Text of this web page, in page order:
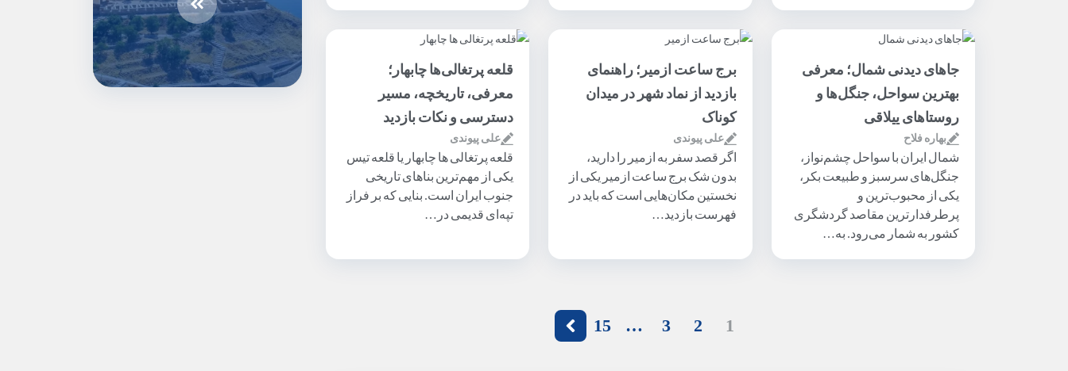
جاهای دیدنی شمال؛ معرفی
بهترین سواحل، جنگل‌ها و
روستاهای ییلاقی
بهاره فلاح
شمال ایران با سواحل چشم‌نواز،
جنگل‌های سرسبز و طبیعت بکر،
یکی از محبوب‌ترین و
پرطرفدارترین مقاصد گردشگری
کشور به شمار می‌رود. به…
برج ساعت ازمیر؛ راهنمای
بازدید از نماد شهر در میدان
کوناک
علی پیوندی
اگر قصد سفر به ازمیر را دارید،
بدون شک برج ساعت ازمیر یکی از
نخستین مکان‌هایی است که باید در
فهرست بازدید…
قلعه پرتغالی‌ها چابهار؛
معرفی، تاریخچه، مسیر
دسترسی و نکات بازدید
علی پیوندی
قلعه پرتغالی ها چابهار یا قلعه تیس
یکی از مهم‌ترین بناهای تاریخی
جنوب ایران است. بنایی که بر فراز
تپه‌ای قدیمی در…
1
2
3
…
15